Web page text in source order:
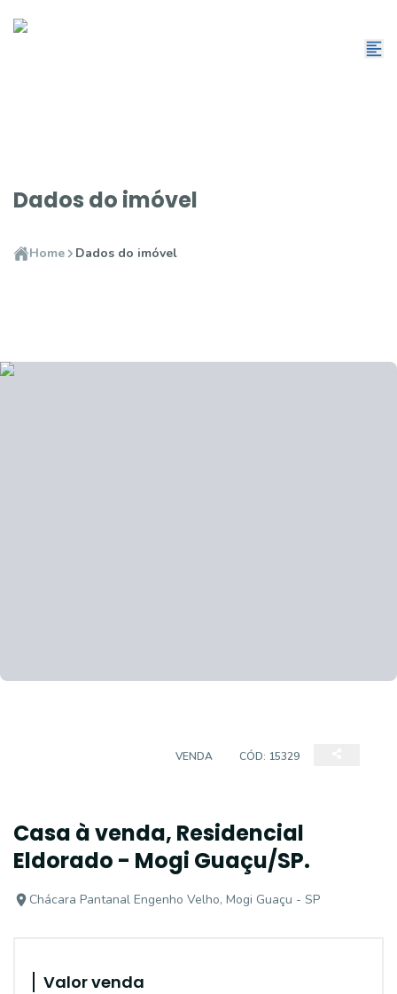
Dados do imóvel
Home Dados do imóvel
VENDA CÓD: 15329
Casa à venda, Residencial
Eldorado - Mogi Guaçu/SP.
Chácara Pantanal Engenho Velho, Mogi Guaçu - SP
Valor venda